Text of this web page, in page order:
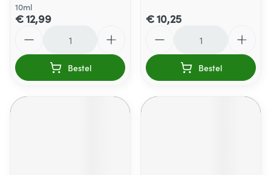
10ml
€ 12,99
Bestel
€ 10,25
Bestel